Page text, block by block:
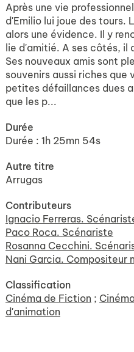
Après une vie
d'Emilio lui joue des tours.
alors une évidence. Il y
lie d'amitié. A ses côtés, il
Ses nouveaux amis sont
souvenirs aussi riches que
petites défaillances dues
que les p...
Durée
Durée : 1h 25mn 54s
Autre titre
Arrugas
Contributeurs
Ignacio Ferreras.
Paco Roca. Scénariste
Rosanna Cecchini.
Nani Garcia. Compositeur
Classification
Cinéma de Fiction ;
d'animation